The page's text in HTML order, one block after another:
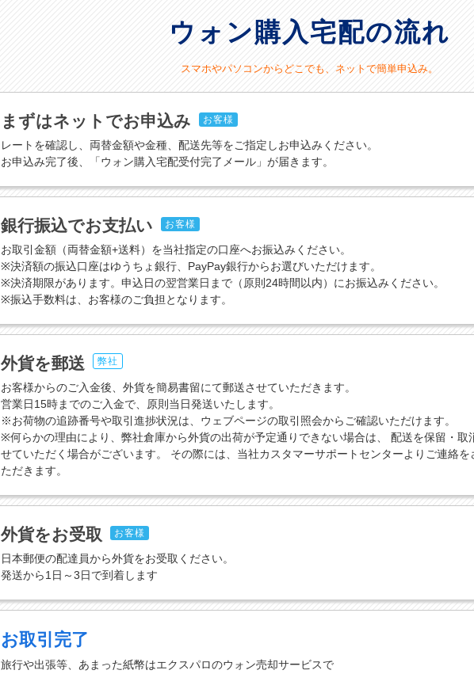
ウォン購入宅配の流れ
スマホやパソコンからどこでも、ネットで簡単申込み。
まずはネットでお申込み お客様
レートを確認し、両替金額や金種、配送先等をご指定しお申込みください。
お申込み完了後、「ウォン購入宅配受付完了メール」が届きます。
銀行振込でお支払い お客様
お取引金額（両替金額+送料）を当社指定の口座へお振込みください。
※決済額の振込口座はゆうちょ銀行、PayPay銀行からお選びいただけます。
※決済期限があります。申込日の翌営業日まで（原則24時間以内）にお振込みください。
※振込手数料は、お客様のご負担となります。
外貨を郵送 弊社
お客様からのご入金後、外貨を簡易書留にて郵送させていただきます。
営業日15時までのご入金で、原則当日発送いたします。
※お荷物の追跡番号や取引進捗状況は、ウェブページの取引照会からご確認いただけます。
※何らかの理由により、弊社倉庫から外貨の出荷が予定通りできない場合は、 配送を保留・取
せていただく場合がございます。 その際には、当社カスタマーサポートセンターよりご連絡を
ただきます。
外貨をお受取 お客様
日本郵便の配達員から外貨をお受取ください。
発送から1日～3日で到着します
お取引完了
旅行や出張等、あまった紙幣はエクスパロのウォン売却サービスで